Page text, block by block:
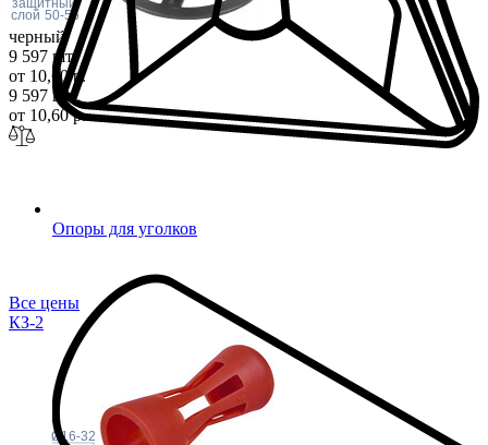
Опоры для уголков
слой 50-55
черный
9 597 шт
от 10,60 р.
9 597 шт
от 10,60 р.
Все цены
КЗ-2
Ø16-32